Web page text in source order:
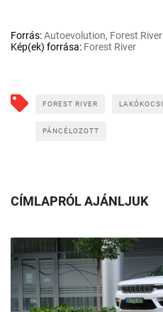
Forrás:Autoevolution, Forest River
Kép(ek) forrása: Forest River
FOREST RIVER LAKÓKOCSI
PÁNCÉLOZOTT
CÍMLAPRÓL AJÁNLJUK